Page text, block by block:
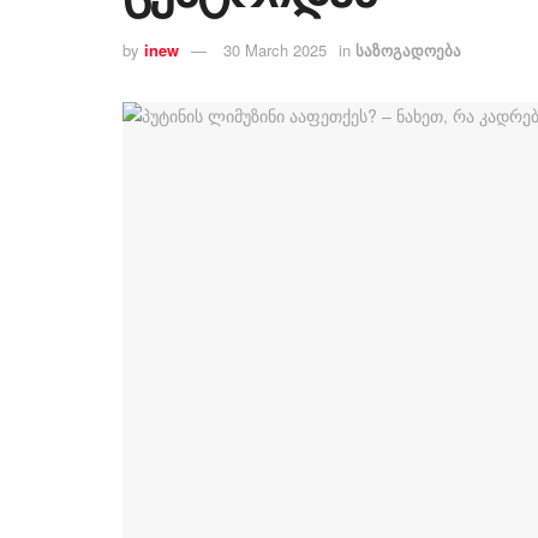
by inew 30 March 2025 in საზოგადოება